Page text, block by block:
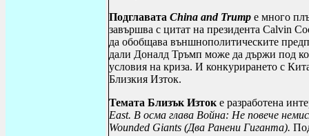
Подглавата China and Trump e много
завършва с цитат на президента Calvin
да обобщава външнополитическите
дали Доналд Тръмп може да държи под
условия на криза. И конкурирането с
Близкия Изток.
Темата Близък Изток е разработена
East. В осма глава Война: Не повече
Wounded Giants (Два Ранени Гиганта).